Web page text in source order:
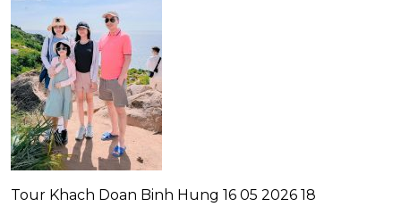
Tour Khach Doan Binh Hung 16 05 2026 18